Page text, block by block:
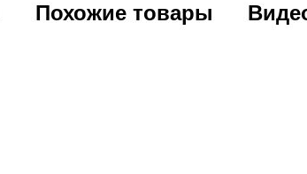
Похожие товары